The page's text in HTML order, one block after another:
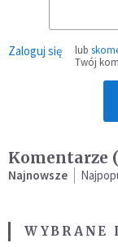
Zaloguj się lub
Twój
Komentarze (
Najnowsze
WYBRANE